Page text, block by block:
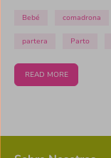
Bebé comadrona
partera Parto
READ MORE